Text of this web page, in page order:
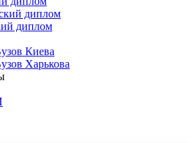
диплом
диплом
Киева
Харькова